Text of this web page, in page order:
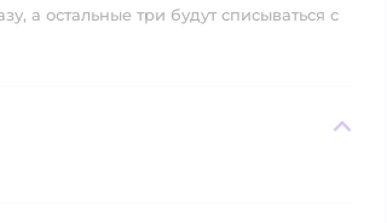
а остальные три будут списываться с